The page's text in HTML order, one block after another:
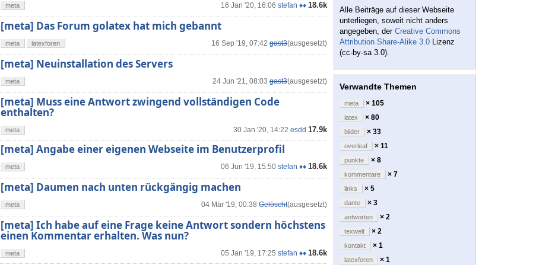
16 Jan '20, 16:06 stefan ♦♦ 18.6k
meta
[meta] Das Forum golatex hat mich gebannt
16 Sep '19, 07:42 gast3(ausgesetzt)
meta latexforen
[meta] Neuinstallation des Servers
24 Jun '21, 08:03 gast3(ausgesetzt)
meta
[meta] Muss eine Antwort zwingend vollständigen Code
enthalten?
30 Jan '20, 14:22 esdd 17.9k
meta
[meta] Angabe einer eigenen Webseite im Benutzerprofil
06 Jun '19, 15:50 stefan ♦♦ 18.6k
meta
[meta] Daumen nach unten rückgängig machen
04 Mär '19, 00:38 Gelöscht(ausgesetzt)
meta
[meta] Ich habe auf eine Frage keine Antwort sondern höchstens
einen Kommentar erhalten. Was nun?
05 Jan '19, 17:25 stefan ♦♦ 18.6k
meta
Alle Beiträge auf dieser Webseite
unterliegen, soweit nicht anders
angegeben, der Creative Commons
Attribution Share-Alike 3.0 Lizenz
(cc-by-sa 3.0).
Verwandte Themen
meta × 105
latex × 80
bilder × 33
overleaf × 11
punkte × 8
kommentare × 7
links × 5
dante × 3
antworten × 2
texwelt × 2
kontakt × 1
latexforen × 1